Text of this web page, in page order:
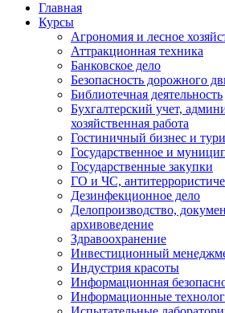
Главная
Курсы
Агрономия и лесное
Аттракционная техника
Банковское дело
Безопасность дорожного
Библиотечная деятельность
Бухгалтерский учет,
хозяйственная работа
Гостиничный бизнес и
Государственное и
Государственные закупки
ГО и ЧС,
Дезинфекционное дело
Делопроизводство,
архивоведение
Здравоохранение
Инвестиционный
Индустрия красоты
Информационная
Информационные